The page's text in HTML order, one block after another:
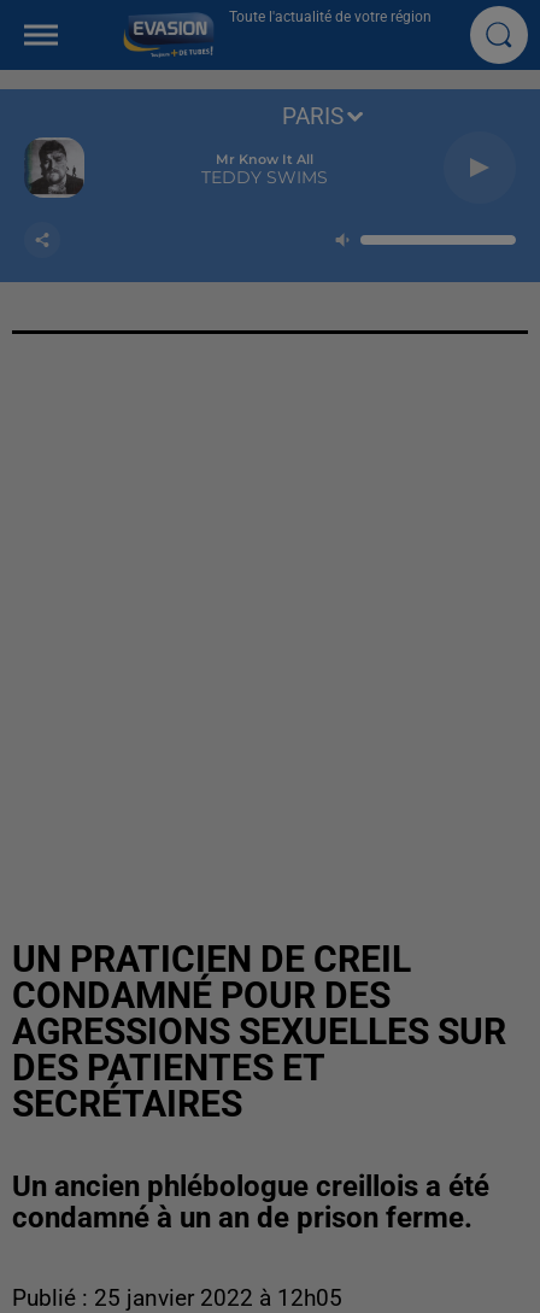
Toute l'actualité de votre région
Mr Know It All
TEDDY SWIMS
PARIS
UN PRATICIEN DE CREIL
CONDAMNÉ POUR DES
AGRESSIONS SEXUELLES SUR
DES PATIENTES ET
SECRÉTAIRES
Un ancien phlébologue creillois a été
condamné à un an de prison ferme.
Publié : 25 janvier 2022 à 12h05